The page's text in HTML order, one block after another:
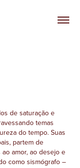
de saturação e
temas
do tempo. Suas
partem de
amor, ao desejo e
como sismógrafo –